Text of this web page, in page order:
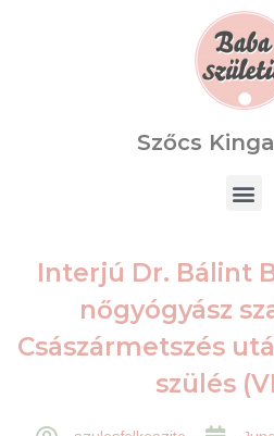
Szőcs
Interjú Dr. Bálint
nőgyógyász
Császármetszés
szülés